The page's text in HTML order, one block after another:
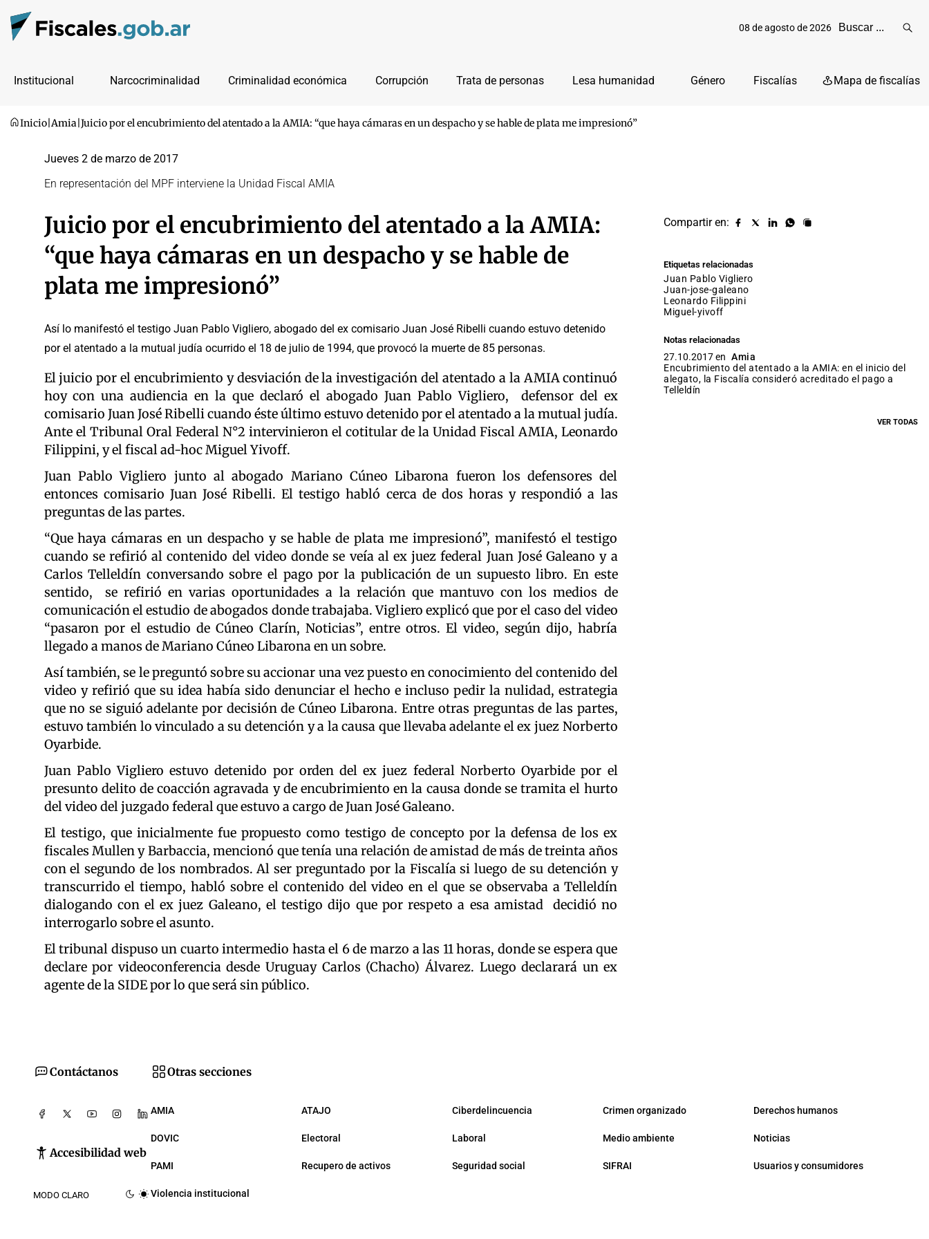
08 de agosto de 2026
Institucional Narcocriminalidad Criminalidad económica Corrupción Trata de personas Lesa humanidad Género Fiscalías Mapa de fiscalías
Inicio Amia Juicio por el encubrimiento del atentado a la AMIA: “que haya cámaras en un despacho y se hable de plata me impresionó”
Jueves 2 de marzo de 2017
En representación del MPF interviene la Unidad Fiscal AMIA
Juicio por el encubrimiento del atentado a la AMIA:
“que haya cámaras en un despacho y se hable de
plata me impresionó”
Así lo manifestó el testigo Juan Pablo Vigliero, abogado del ex comisario Juan José Ribelli cuando estuvo detenido
por el atentado a la mutual judía ocurrido el 18 de julio de 1994, que provocó la muerte de 85 personas.
El juicio por el encubrimiento y desviación de la investigación del atentado a la AMIA continuó
hoy con una audiencia en la que declaró el abogado Juan Pablo Vigliero, defensor del ex
comisario Juan José Ribelli cuando éste último estuvo detenido por el atentado a la mutual judía.
Ante el Tribunal Oral Federal N°2 intervinieron el cotitular de la Unidad Fiscal AMIA, Leonardo
Filippini, y el fiscal ad-hoc Miguel Yivoff.
Juan Pablo Vigliero junto al abogado Mariano Cúneo Libarona fueron los defensores del
entonces comisario Juan José Ribelli. El testigo habló cerca de dos horas y respondió a las
preguntas de las partes.
“Que haya cámaras en un despacho y se hable de plata me impresionó”, manifestó el testigo
cuando se refirió al contenido del video donde se veía al ex juez federal Juan José Galeano y a
Carlos Telleldín conversando sobre el pago por la publicación de un supuesto libro. En este
sentido, se refirió en varias oportunidades a la relación que mantuvo con los medios de
comunicación el estudio de abogados donde trabajaba. Vigliero explicó que por el caso del video
“pasaron por el estudio de Cúneo Clarín, Noticias”, entre otros. El video, según dijo, habría
llegado a manos de Mariano Cúneo Libarona en un sobre.
Así también, se le preguntó sobre su accionar una vez puesto en conocimiento del contenido del
video y refirió que su idea había sido denunciar el hecho e incluso pedir la nulidad, estrategia
que no se siguió adelante por decisión de Cúneo Libarona. Entre otras preguntas de las partes,
estuvo también lo vinculado a su detención y a la causa que llevaba adelante el ex juez Norberto
Oyarbide.
Juan Pablo Vigliero estuvo detenido por orden del ex juez federal Norberto Oyarbide por el
presunto delito de coacción agravada y de encubrimiento en la causa donde se tramita el hurto
del video del juzgado federal que estuvo a cargo de Juan José Galeano.
El testigo, que inicialmente fue propuesto como testigo de concepto por la defensa de los ex
fiscales Mullen y Barbaccia, mencionó que tenía una relación de amistad de más de treinta años
con el segundo de los nombrados. Al ser preguntado por la Fiscalía si luego de su detención y
transcurrido el tiempo, habló sobre el contenido del video en el que se observaba a Telleldín
dialogando con el ex juez Galeano, el testigo dijo que por respeto a esa amistad decidió no
interrogarlo sobre el asunto.
El tribunal dispuso un cuarto intermedio hasta el 6 de marzo a las 11 horas, donde se espera que
declare por videoconferencia desde Uruguay Carlos (Chacho) Álvarez. Luego declarará un ex
agente de la SIDE por lo que será sin público.
Compartir en:
Compartir
Compartir
Compartir
Compartir
Copiar
Etiquetas relacionadas
Juan Pablo Vigliero
juan-jose-galeano
Leonardo Filippini
miguel-yivoff
Notas relacionadas
27.10.2017 en Amia
Encubrimiento del atentado a la AMIA: en el inicio del
alegato, la Fiscalía consideró acreditado el pago a
Telleldín
VER TODAS
Contáctanos
Accesibilidad web
MODO CLARO
Otras secciones
AMIA ATAJO Ciberdelincuencia Crimen organizado Derechos humanos
DOVIC Electoral Laboral Medio ambiente Noticias
PAMI Recupero de activos Seguridad social SIFRAI Usuarios y consumidores
Violencia institucional